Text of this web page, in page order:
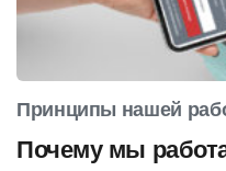
Принципы нашей
Почему мы